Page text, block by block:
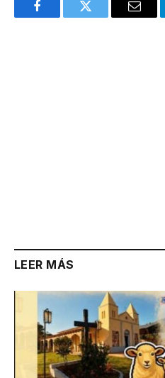
FacebookTwitter Email
LEER MÁS